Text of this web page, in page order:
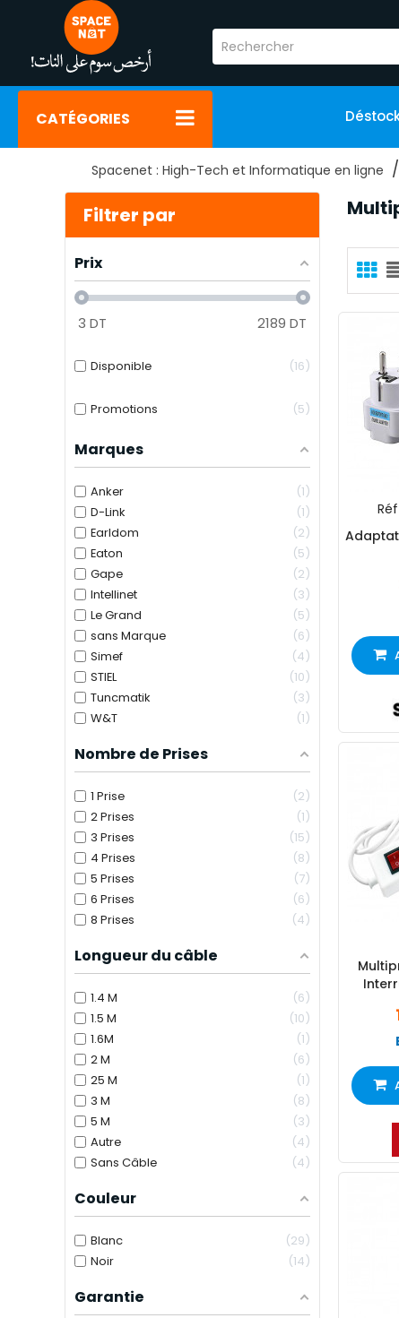
CATÉGORIES
Spacenet : High-Tech et Informatique en ligne
Filtrer par
Prix
3 DT 2189 DT
Disponible 16
Promotions 5
Marques
Anker
1
D-Link
1
Earldom
2
Eaton
5
Gape
2
Intellinet
3
Le Grand
5
sans Marque
6
Simef
4
STIEL
10
Tuncmatik
3
W&T
1
Nombre de Prises
1 Prise
2
2 Prises
1
3 Prises
15
4 Prises
8
5 Prises
7
6 Prises
6
8 Prises
4
Longueur du câble
1.4 M
6
1.5 M
10
1.6M
1
2 M
6
25 M
1
3 M
8
5 M
3
Autre
4
Sans Câble
4
Couleur
Blanc
29
Noir
14
Garantie
Réf